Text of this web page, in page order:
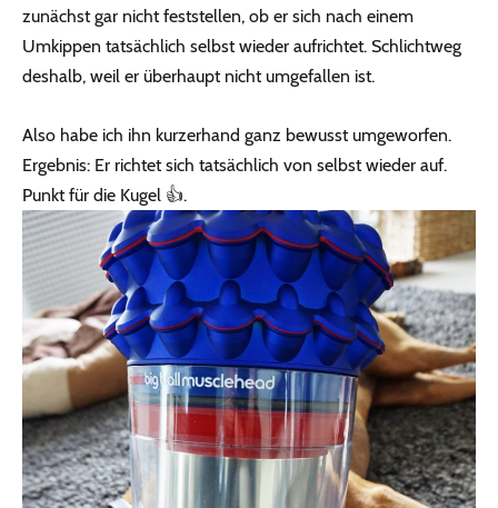
zunächst gar nicht feststellen, ob er sich nach einem
Umkippen tatsächlich selbst wieder aufrichtet. Schlichtweg
deshalb, weil er überhaupt nicht umgefallen ist.
Also habe ich ihn kurzerhand ganz bewusst umgeworfen.
Ergebnis: Er richtet sich tatsächlich von selbst wieder auf.
Punkt für die Kugel 👍.